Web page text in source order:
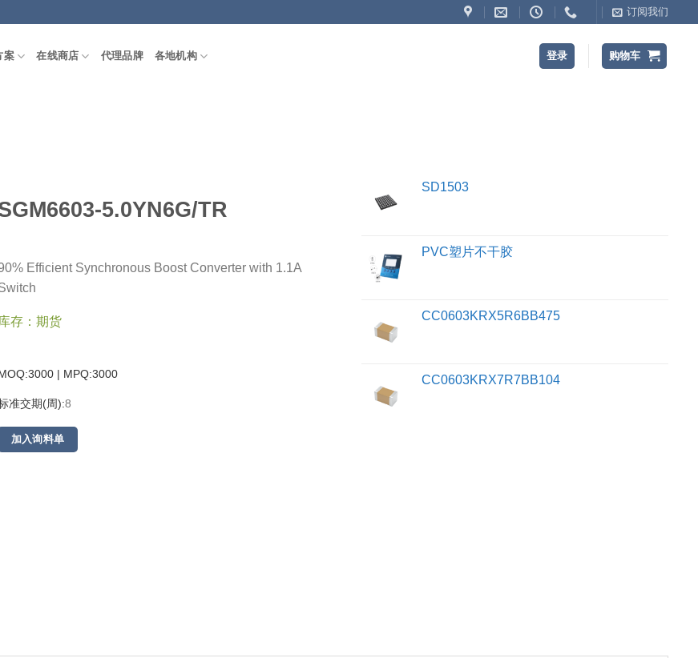
订阅我们
案 在线商店 代理品牌 各地机构 登录 购物车
5.0YN6G/TR
Efficient Synchronous Boost Converter with 1.1A
库存：期货
| MPQ:3000
准交期(周):8
加入询料单
SD1503
PVC塑片不干胶
CC0603KRX5R6BB475
CC0603KRX7R7BB104